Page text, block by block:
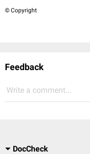
© Copyright
Feedback
Write a comment...
DocCheck